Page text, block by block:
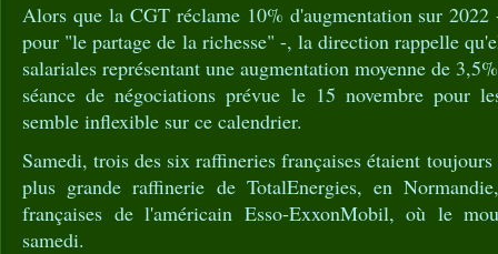
Alors que la CGT réclame 10% d'augmentation sur
pour "le partage de la richesse" -, la direction rappelle
salariales représentant une augmentation moyenne de
séance de négociations prévue le 15 novembre pour
semble inflexible sur ce calendrier.
Samedi, trois des six raffineries françaises étaient
plus grande raffinerie de TotalEnergies, en
françaises de l'américain Esso-ExxonMobil, où le
samedi.